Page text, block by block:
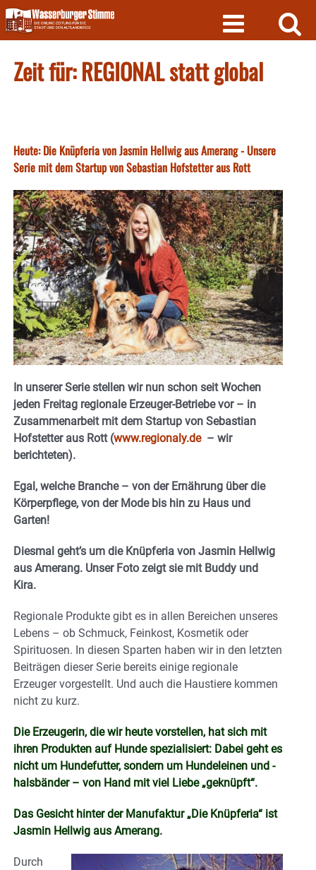
Skip
to
content
Zeit für: REGIONAL statt global
Heute: Die Knüpferia von Jasmin Hellwig aus Amerang - Unsere
Serie mit dem Startup von Sebastian Hofstetter aus Rott
In unserer Serie stellen wir nun schon seit Wochen
jeden Freitag regionale Erzeuger-Betriebe vor – in
Zusammenarbeit mit dem Startup von Sebastian
Hofstetter aus Rott (www.regionaly.de – wir
berichteten).
Egal, welche Branche – von der Ernährung über die
Körperpflege, von der Mode bis hin zu Haus und
Garten!
Diesmal geht’s um die Knüpferia von Jasmin Hellwig
aus Amerang. Unser Foto zeigt sie mit Buddy und
Kira.
Regionale Produkte gibt es in allen Bereichen unseres
Lebens – ob Schmuck, Feinkost, Kosmetik oder
Spirituosen. In diesen Sparten haben wir in den letzten
Beiträgen dieser Serie bereits einige regionale
Erzeuger vorgestellt. Und auch die Haustiere kommen
nicht zu kurz.
Die Erzeugerin, die wir heute vorstellen, hat sich mit
ihren Produkten auf Hunde spezialisiert: Dabei geht es
nicht um Hundefutter, sondern um Hundeleinen und -
halsbänder – von Hand mit viel Liebe „geknüpft“.
Das Gesicht hinter der Manufaktur „Die Knüpferia“ ist
Jasmin Hellwig aus Amerang.
Durch